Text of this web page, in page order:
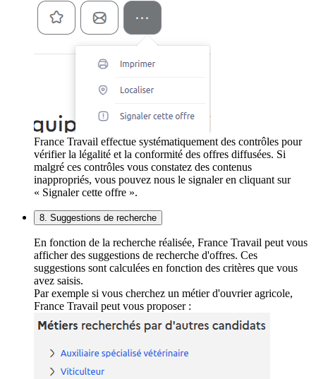
France Travail effectue systématiquement des contrôles pour
vérifier la légalité et la conformité des offres diffusées. Si
malgré ces contrôles vous constatez des contenus
inappropriés, vous pouvez nous le signaler en cliquant sur
« Signaler cette offre ».
8. Suggestions de recherche
En fonction de la recherche réalisée, France Travail peut vous
afficher des suggestions de recherche d'offres. Ces
suggestions sont calculées en fonction des critères que vous
avez saisis.
Par exemple si vous cherchez un métier d'ouvrier agricole,
France Travail peut vous proposer :